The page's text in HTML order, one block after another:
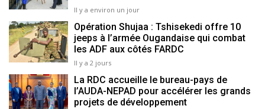
Il y a environ un jour
Opération Shujaa : Tshisekedi offre 10
jeeps à l’armée Ougandaise qui combat
les ADF aux côtés FARDC
Il y a 2 jours
La RDC accueille le bureau-pays de
l’AUDA-NEPAD pour accélérer les grands
projets de développement